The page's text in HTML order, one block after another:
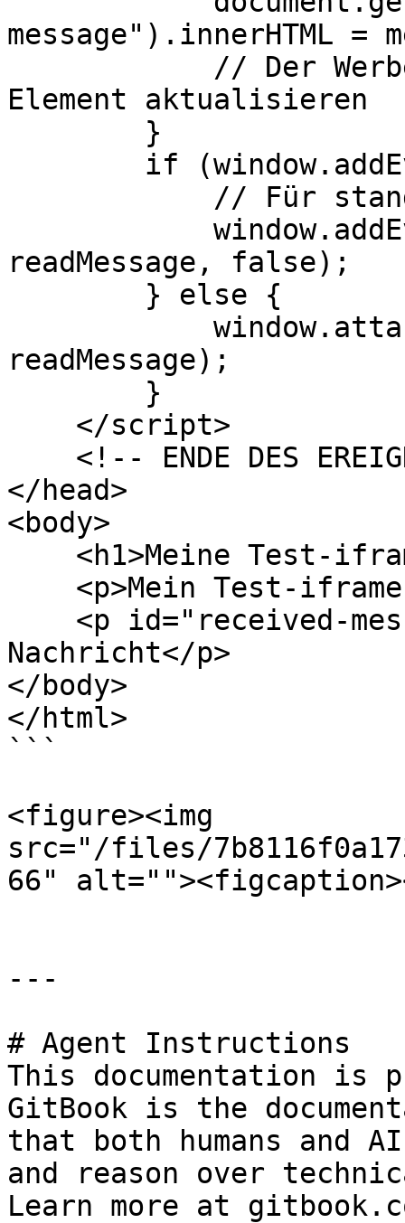
message").innerHTML =
Element aktualisieren
readMessage, false);
readMessage);
</head>
<body>
Nachricht</p>
</body>
</html>
```
<figure><img
src="/files/
66"
---
# Agent Instructions
This documentation is
GitBook is the
that both humans and
and reason over
Learn more at